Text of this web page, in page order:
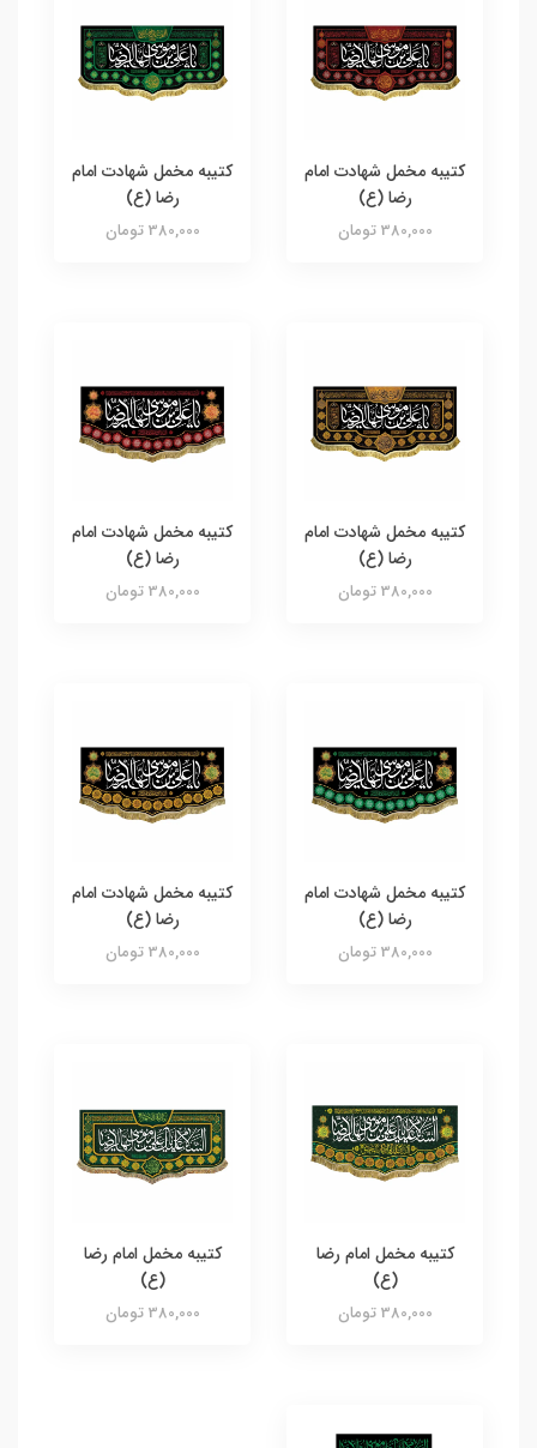
کتیبه مخمل شهادت امام
رضا (ع)
380,000 تومان
کتیبه مخمل شهادت امام
رضا (ع)
380,000 تومان
کتیبه مخمل شهادت امام
رضا (ع)
380,000 تومان
کتیبه مخمل شهادت امام
رضا (ع)
380,000 تومان
کتیبه مخمل شهادت امام
رضا (ع)
380,000 تومان
کتیبه مخمل شهادت امام
رضا (ع)
380,000 تومان
کتیبه مخمل امام رضا
(ع)
380,000 تومان
کتیبه مخمل امام رضا
(ع)
380,000 تومان